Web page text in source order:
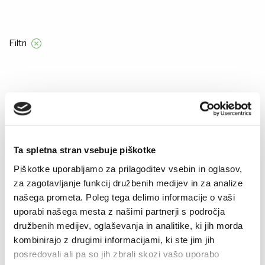
Ta spletna stran vsebuje piškotke
Piškotke uporabljamo za prilagoditev vsebin in oglasov,
za zagotavljanje funkcij družbenih medijev in za analize
našega prometa. Poleg tega delimo informacije o vaši
uporabi našega mesta z našimi partnerji s področja
družbenih medijev, oglaševanja in analitike, ki jih morda
kombinirajo z drugimi informacijami, ki ste jim jih
posredovali ali pa so jih zbrali skozi vašo uporabo
MODRA-ZIMSKA IDILA
Filtri
–50%